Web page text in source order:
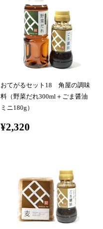
おてがるセット18 角屋の調味
料（野菜だれ300ml＋ごま醤油
ミニ180g）
¥2,320